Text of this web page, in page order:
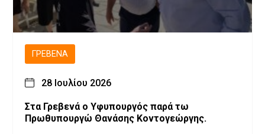
ΓΡΕΒΕΝΆ
28 Ιουλίου 2026
Στα Γρεβενά ο Υφυπουργός παρά τω
Πρωθυπουργώ Θανάσης Κοντογεώργης.